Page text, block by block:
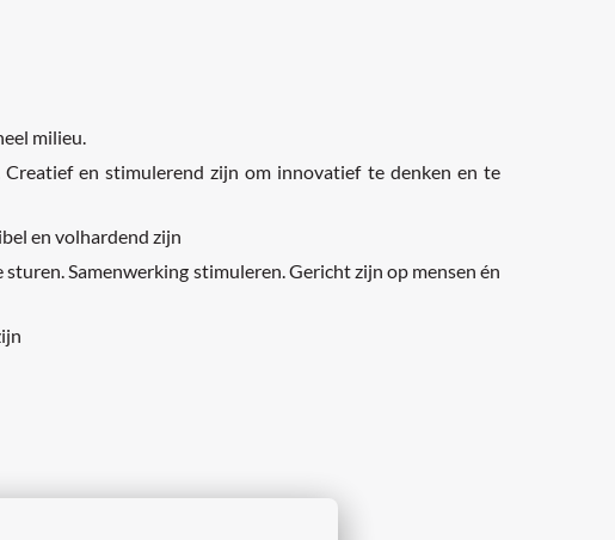
milieu.
en stimulerend zijn om innovatief te denken en te
en volhardend zijn
Samenwerking stimuleren. Gericht zijn op mensen én